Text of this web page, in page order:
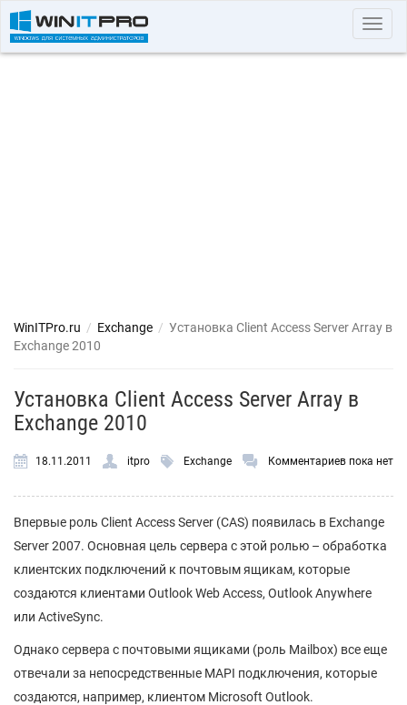
WinITPro.ru / Exchange / Установка Client Access Server Array в
Exchange 2010
Установка Client Access Server Array в
Exchange 2010
18.11.2011 itpro Exchange Комментариев пока нет
Впервые роль Client Access Server (CAS) появилась в Exchange
Server 2007. Основная цель сервера с этой ролью – обработка
клиентских подключений к почтовым ящикам, которые
создаются клиентами Outlook Web Access, Outlook Anywhere
или ActiveSync.
Однако сервера с почтовыми ящиками (роль Mailbox) все еще
отвечали за непосредственные MAPI подключения, которые
создаются, например, клиентом Microsoft Outlook.